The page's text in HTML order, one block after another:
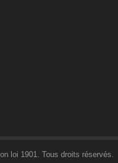
loi 1901. Tous droits réservés.